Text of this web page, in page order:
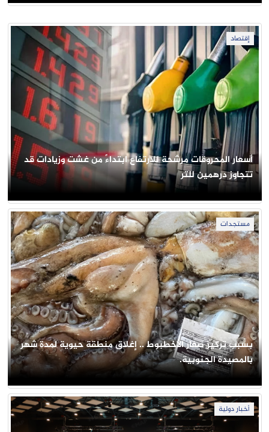
إقتصاد
أسعار المحروقات مرشحة للارتفاع ابتداءً من غشت وزيادات قد
تتجاوز درهمين للتر
مستجدات
بسبب تركيز صغار الأخطبوط .. إغلاق منطقة حيوية لمدة شهر
بالمصيدة الجنوبية.
أخبار دولية